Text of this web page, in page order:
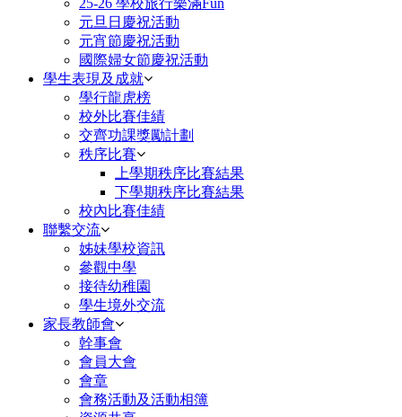
25-26 學校旅行樂滿Fun
元旦日慶祝活動
元宵節慶祝活動
國際婦女節慶祝活動
學生表現及成就
學行龍虎榜
校外比賽佳績
交齊功課獎勵計劃
秩序比賽
上學期秩序比賽結果
下學期秩序比賽結果
校內比賽佳績
聯繫交流
姊妹學校資訊
參觀中學
接待幼稚園
學生境外交流
家長教師會
幹事會
會員大會
會章
會務活動及活動相簿